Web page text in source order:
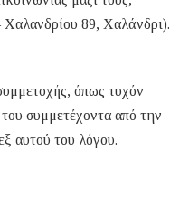
Χαλανδρίου 89, Χαλάνδρι).
όπως τυχόν
συμμετέχοντα από την
αυτού του λόγου.